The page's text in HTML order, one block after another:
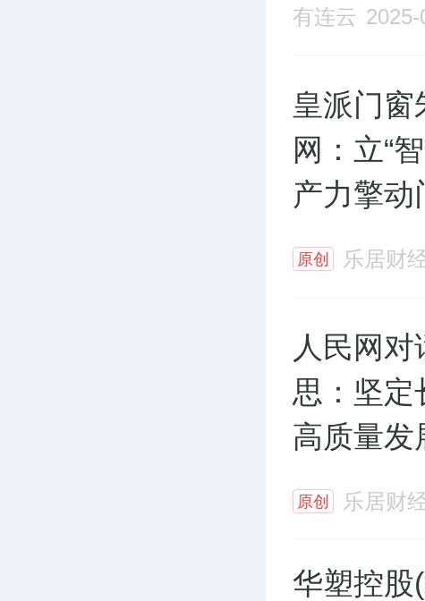
有连云 2025-
皇派门窗
网：立“
产力擎动
原创 乐居财
人民网
思：坚定
高质量发
原创 乐居财
华塑控股